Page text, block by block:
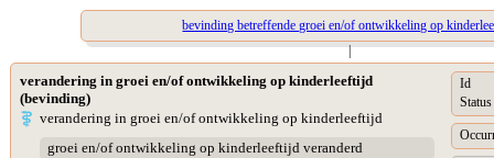
bevinding betreffende groei en/of ontwikkeling op
|
verandering in groei en/of ontwikkeling op kinderleeftijd
(bevinding)
verandering in groei en/of ontwikkeling op kinderleeftijd
groei en/of ontwikkeling op kinderleeftijd veranderd
Id
Status